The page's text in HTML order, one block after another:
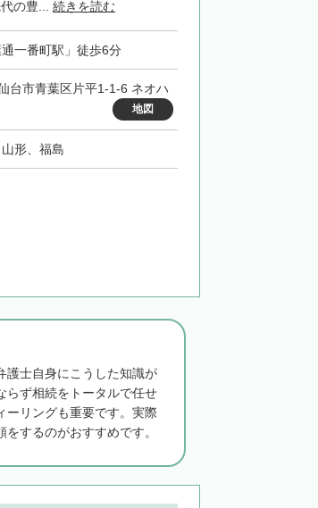
の豊... 続きを読む
一番町駅」徒歩6分
台市青葉区片平1-1-6 ネオハ
地図
形、福島
護士自身にこうした知識が
らず相続をトータルで任せ
ーリングも重要です。実際
するのがおすすめです。